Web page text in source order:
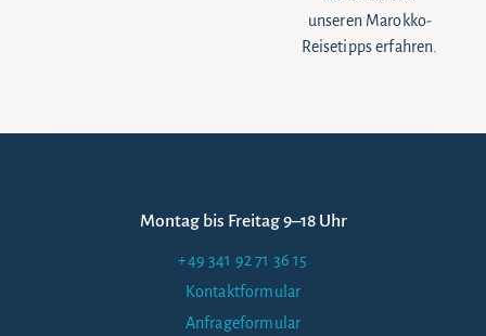
unseren Marokko-
Reisetipps erfahren.
Montag bis Freitag 9–18 Uhr
+49 341 92 71 36 15
Kontaktformular
Anfrageformular